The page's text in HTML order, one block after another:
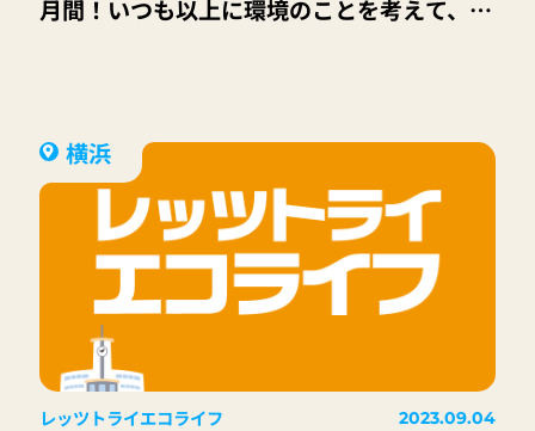
月間！いつも以上に環境のことを考えて、行
横浜
レッツトライエコライフ 2023.09.04